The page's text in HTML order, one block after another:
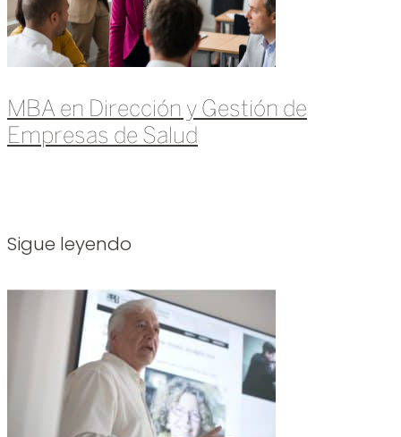
MBA en Dirección y Gestión de
Empresas de Salud
Sigue leyendo